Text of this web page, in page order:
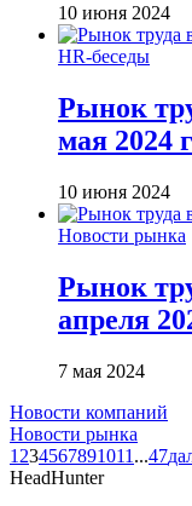
10 июня 2024
HR-беседы
Рынок
мая 2024
10 июня 2024
Новости рынка
Рынок
апреля
7 мая 2024
Новости компаний
Новости рынка
1 234567891011 ...47
HeadHunter